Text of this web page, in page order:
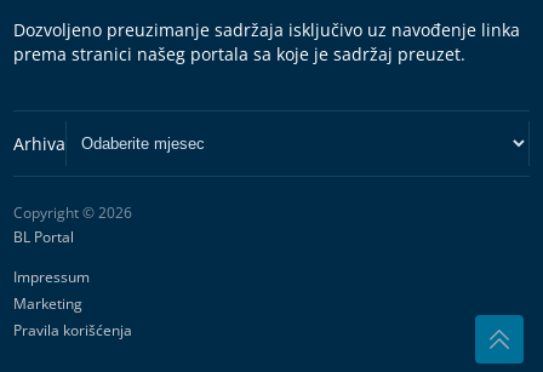
Dozvoljeno preuzimanje sadržaja isključivo uz navođenje linka
prema stranici našeg portala sa koje je sadržaj preuzet.
Copyright © 2026
BL Portal
Impressum
Marketing
Pravila korišćenja